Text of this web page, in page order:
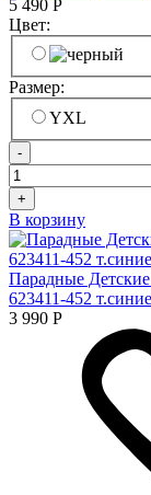
5 490 Р
Цвет:
Размер:
YXL
-
+
В корзину
Парадные
623411-452 т.синие
3 990 Р